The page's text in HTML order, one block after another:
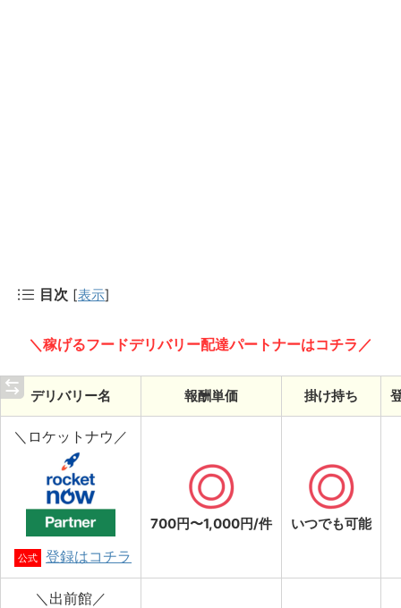
目次 [表示]
＼稼げるフードデリバリー配達パートナーはコチラ／
デリバリー名 報酬単価 掛け持ち
＼ロケットナウ／
公式 登録はコチラ
700円〜1,000円/件 いつでも可能
＼出前館／